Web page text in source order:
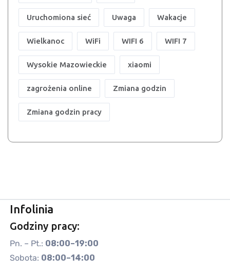
Uruchomiona sieć Uwaga Wakacje
Wielkanoc WiFi WIFI 6 WIFI 7
Wysokie Mazowieckie xiaomi
zagrożenia online Zmiana godzin
Zmiana godzin pracy
Infolinia
Godziny pracy:
Pn. – Pt.: 08:00–19:00
Sobota: 08:00–14:00